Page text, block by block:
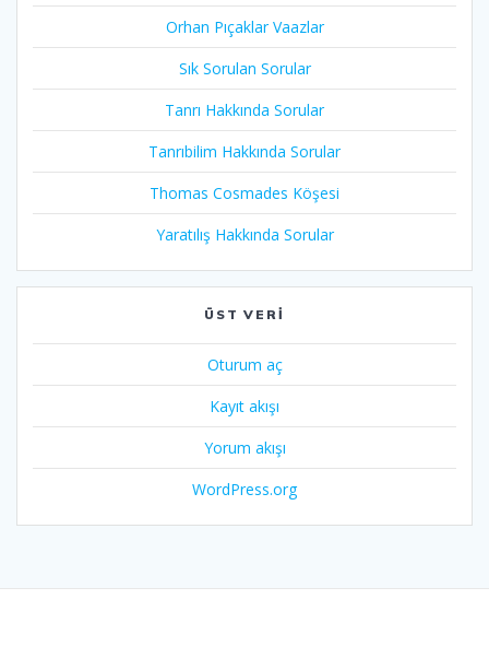
Orhan Pıçaklar Vaazlar
Sık Sorulan Sorular
Tanrı Hakkında Sorular
Tanrıbilim Hakkında Sorular
Thomas Cosmades Köşesi
Yaratılış Hakkında Sorular
ÜST VERI
Oturum aç
Kayıt akışı
Yorum akışı
WordPress.org